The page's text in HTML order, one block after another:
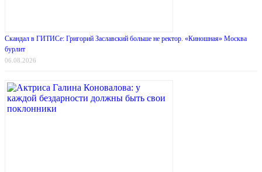
Скандал в ГИТИСе: Григорий Заславский больше не ректор. «Киношная» Москва
бурлит
06.08.2026